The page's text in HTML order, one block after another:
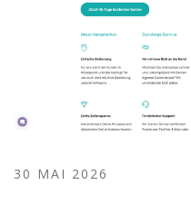
30 MAI 2026